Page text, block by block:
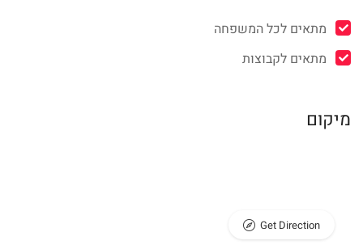
מתאים לכל המשפחה
מתאים לקבוצות
מיקום
Get Direction